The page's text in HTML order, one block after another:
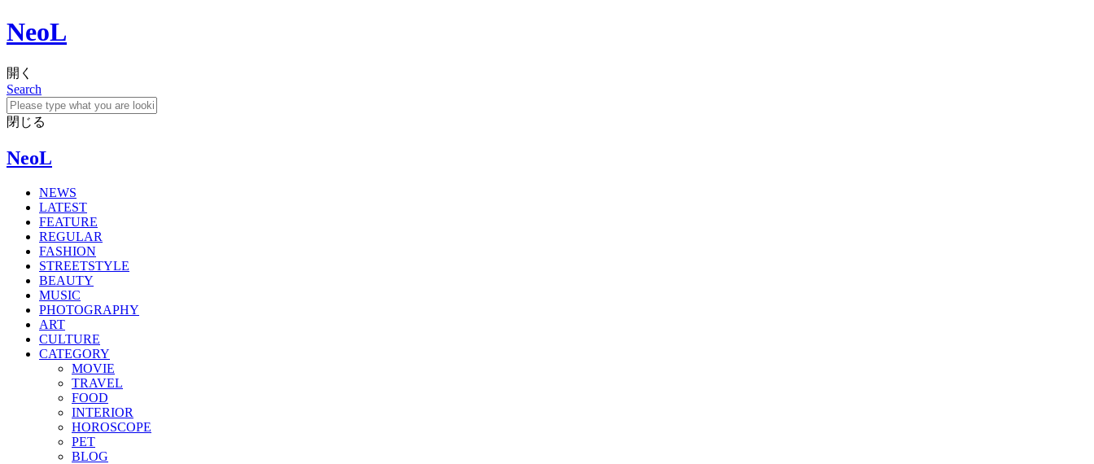
NeoL
開く
Search
閉じる
NeoL
NEWS
LATEST
FEATURE
REGULAR
FASHION
STREETSTYLE
BEAUTY
MUSIC
PHOTOGRAPHY
ART
CULTURE
CATEGORY
MOVIE
TRAVEL
FOOD
INTERIOR
HOROSCOPE
PET
BLOG